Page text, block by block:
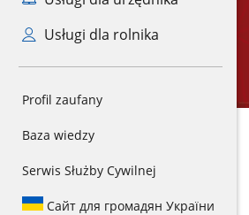
Usługi dla rolnika
Profil zaufany
Baza wiedzy
Serwis Służby Cywilnej
Сайт для громадян України